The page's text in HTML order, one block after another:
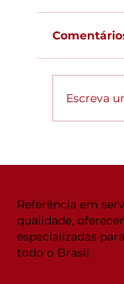
Escreva
Referência em
qualidade,
especializadas
todo o Brasil.